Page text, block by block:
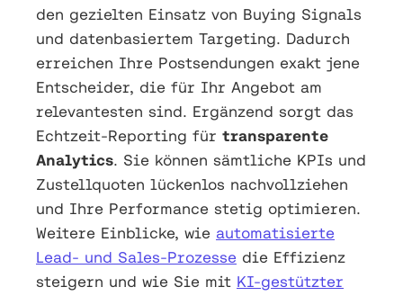
den gezielten Einsatz von Buying Signals
und datenbasiertem Targeting. Dadurch
erreichen Ihre Postsendungen exakt jene
Entscheider, die für Ihr Angebot am
relevantesten sind. Ergänzend sorgt das
Echtzeit-Reporting für transparente
Analytics. Sie können sämtliche KPIs und
Zustellquoten lückenlos nachvollziehen
und Ihre Performance stetig optimieren.
Weitere Einblicke, wie automatisierte
Lead- und Sales-Prozesse die Effizienz
steigern und wie Sie mit KI-gestützter